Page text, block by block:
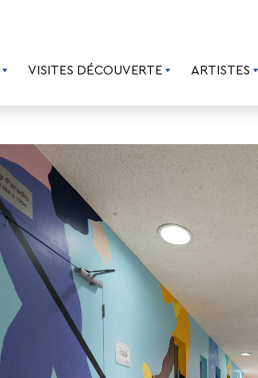
VISITES DÉCOUVERTE ARTISTES